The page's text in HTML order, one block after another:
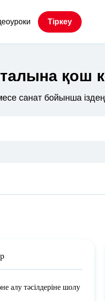
Тіркеу
қош
санат бойынша
алу тәсілдеріне шолу